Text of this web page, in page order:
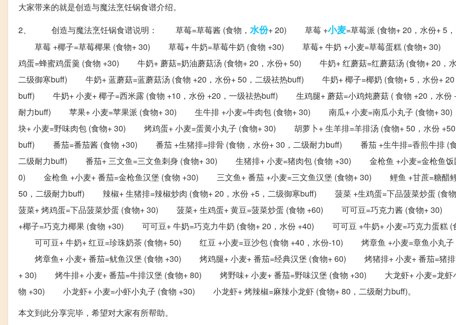
大家带来的就是创造与魔法烹饪锅食谱介绍。
2、 创造与魔法烹饪锅食谱说明： 草莓=草莓酱 (食物， 水份+ 20) 草莓 +小麦=草莓派 (食物+ 20，水份+ 5
草莓 +椰子=草莓椰果 (食物+ 30) 草莓+ 牛奶=草莓牛奶 (食物 +30) 草莓+ 牛奶 +小麦=草莓蛋糕 (食物+ 30)
鸡蛋=蜂蜜鸡蛋羹 (食物 +30) 牛奶+ 蘑菇=奶油蘑菇汤 (食物+ 20，水份+ 50) 牛奶+ 红蘑菇=红蘑菇汤 (食物+ 20，
二级御寒buff) 牛奶+ 蓝蘑菇=蓝蘑菇汤 (食物 +20，水份+ 50，二级祛热buff) 牛奶+ 椰子=椰奶 (食物+ 5，水份+ 20
buff) 牛奶+ 小麦+ 椰子=西米露 (食物 +10，水份 +20，一级祛热buff) 生鸡腿+ 蘑菇=小鸡炖蘑菇 ( 食物 +20，水份
耐力buff) 苹果+ 小麦=苹果派 (食物+ 30) 生牛排 +小麦=牛肉包 (食物+ 30) 南瓜+ 小麦=南瓜小丸子 (食物+
块+ 小麦=野味肉包 (食物+ 30) 烤鸡蛋+ 小麦=蛋黄小丸子 (食物+ 30) 胡萝卜+ 生羊排=羊排汤 (食物+ 50，水份 +50
buff) 番茄=番茄酱 (食物 +30) 番茄 +生猪排=排骨 (食物，水份+ 30，二级耐力buff) 番茄 +生牛排=香煎牛排 (
二级耐力buff) 番茄+ 三文鱼=三文鱼刺身 (食物+ 30) 生猪排+ 小麦=猪肉包 (食物 +30) 金枪鱼 +小麦=金枪鱼饭
0) 金枪鱼 +小麦+ 番茄=金枪鱼汉堡 (食物 +30) 三文鱼+ 番茄 +小麦=三文鱼汉堡 (食物+ 30) 鲤鱼 +甘蔗=糖醋
50，二级耐力buff) 辣椒+ 生猪排=辣椒炒肉 (食物+ 20，水份 +5，二级御寒buff) 菠菜 +生鸡蛋=下品菠菜炒蛋
菠菜+ 烤鸡蛋=下品菠菜炒蛋 (食物+ 30) 菠菜+ 生鸡蛋+ 黄豆=菠菜炒蛋 (食物 +60) 可可豆=巧克力酱 (食物+
+椰子=巧克力椰果 (食物 +30) 可可豆+ 牛奶=巧克力牛奶 (食物+ 20，水份 +40) 可可豆 +牛奶+ 小麦=巧克力蛋糕 (
可可豆+ 牛奶+ 红豆=珍珠奶茶 (食物+ 50) 红豆 +小麦=豆沙包 (食物 +40，水份-10) 烤章鱼 +小麦=章鱼小丸子
烤章鱼+ 小麦+ 番茄=鱿鱼汉堡 (食物 +30) 烤鸡腿+ 小麦+ 番茄=经典汉堡 (食物+ 60) 烤猪排+ 小麦+ 番茄=猪排
+ 30) 烤牛排+ 小麦+ 番茄=牛排汉堡 (食物+ 80) 烤野味+ 小麦+ 番茄=野味汉堡 (食物 +30) 大龙虾+ 小麦=龙虾
物 +30) 小龙虾+ 小麦=小虾小丸子 (食物 +30) 小龙虾+ 烤辣椒=麻辣小龙虾 (食物+ 80，二级耐力buff)。
本文到此分享完毕，希望对大家有所帮助。